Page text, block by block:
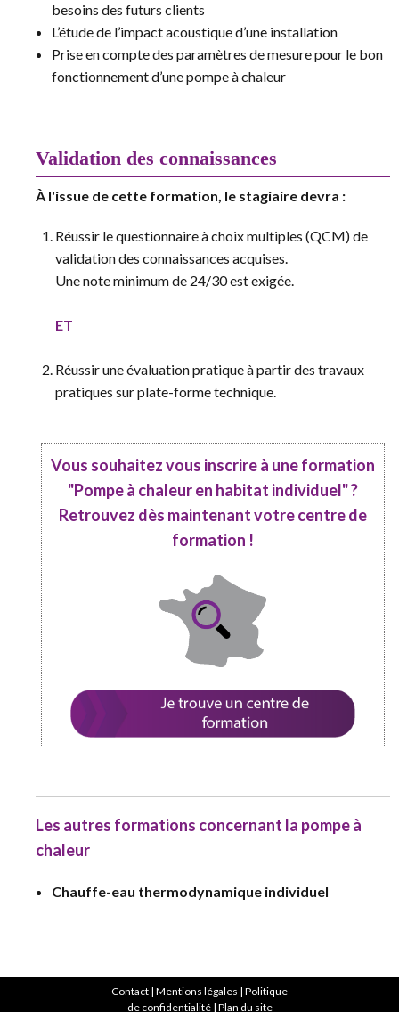
besoins des futurs clients
L’étude de l’impact acoustique d’une installation
Prise en compte des paramètres de mesure pour le bon
fonctionnement d’une pompe à chaleur
Validation des connaissances
À l'issue de cette formation, le stagiaire devra :
Réussir le questionnaire à choix multiples (QCM) de
validation des connaissances acquises.
Une note minimum de 24/30 est exigée.
ET
Réussir une évaluation pratique à partir des travaux
pratiques sur plate-forme technique.
Vous souhaitez vous inscrire à une formation
"Pompe à chaleur en habitat individuel" ?
Retrouvez dès maintenant votre centre de
formation !
Les autres formations concernant la pompe à
chaleur
Chauffe-eau thermodynamique individuel
Contact | Mentions légales | Politique
de confidentialité| Plan du site